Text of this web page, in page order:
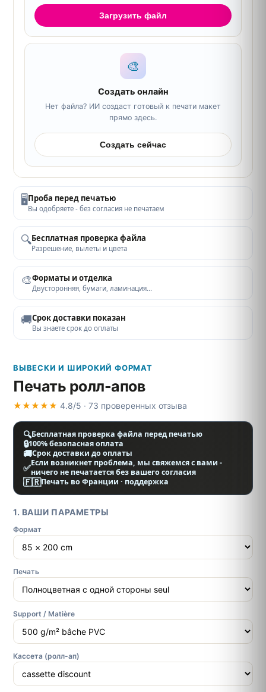
Загрузить файл
🎨
Создать онлайн
Нет файла? ИИ создаст готовый к печати макет
прямо здесь.
Создать сейчас
🖥️Проба перед печатью
Вы одобряете - без согласия не печатаем
🔍Бесплатная проверка файла
Разрешение, вылеты и цвета
🎨Форматы и отделка
Двусторонняя, бумаги, ламинация…
🚚Срок доставки показан
Вы знаете срок до оплаты
ВЫВЕСКИ И ШИРОКИЙ ФОРМАТ
Печать ролл-апов
★★★★★ 4.8/5 · 73 проверенных отзыва
🔍Бесплатная проверка файла перед печатью
🔒100% безопасная оплата
🚚Срок доставки до оплаты
✅Если возникнет проблема, мы свяжемся с вами -
ничего не печатается без вашего согласия
🇫🇷Печать во Франции · поддержка
1. ВАШИ ПАРАМЕТРЫ
Формат
Печать
Support / Matière
Кассета (ролл-ап)